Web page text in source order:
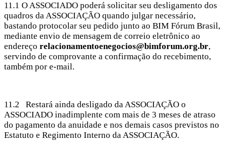
11.1 O ASSOCIADO poderá solicitar seu desligamento dos
quadros da ASSOCIAÇÃO quando julgar necessário,
bastando protocolar seu pedido junto ao BIM Fórum Brasil,
mediante envio de mensagem de correio eletrônico ao
endereço relacionamentoenegocios@bimforum.org.br,
servindo de comprovante a confirmação do recebimento,
também por e-mail.
11.2 Restará ainda desligado da ASSOCIAÇÃO o
ASSOCIADO inadimplente com mais de 3 meses de atraso
do pagamento da anuidade e nos demais casos previstos no
Estatuto e Regimento Interno da ASSOCIAÇÃO.